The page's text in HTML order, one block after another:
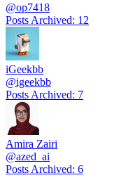
@op7418
Posts Archived: 12
iGeekbb
@igeekbb
Posts Archived: 7
Amira Zairi
@azed_ai
Posts Archived: 6